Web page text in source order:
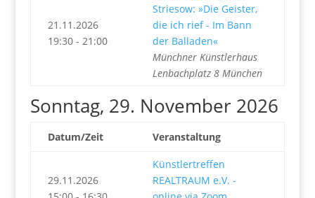
21.11.2026
19:30 - 21:00
Striesow: »Die Geister,
die ich rief - Im Bann
der Balladen«
Münchner Künstlerhaus
Lenbachplatz 8 München
Sonntag, 29. November 2026
Datum/Zeit Veranstaltung
29.11.2026
Künstlertreffen
REALTRAUM e.V. -